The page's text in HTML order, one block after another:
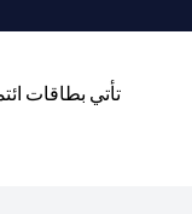
تأتي بطاقات